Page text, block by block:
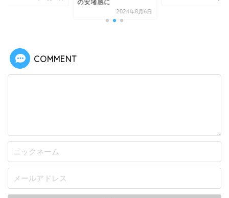
の安堵感に
2024年8月6日
COMMENT